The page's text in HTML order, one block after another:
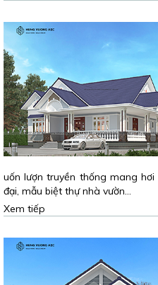
uốn lượn truyền thống mang
đại, mẫu biệt thự nhà vườn…
Xem tiếp